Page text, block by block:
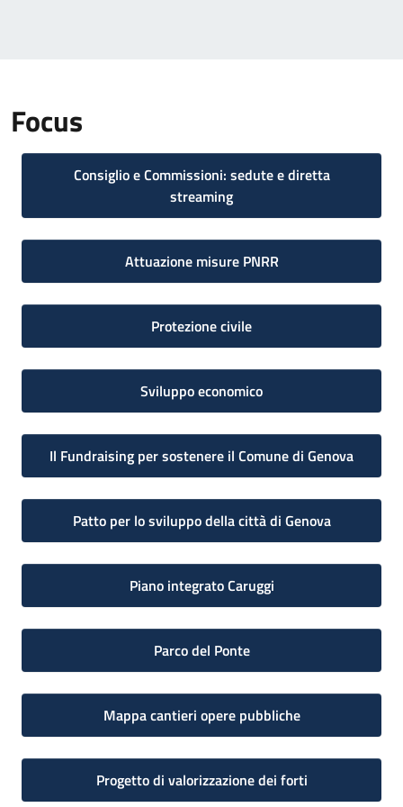
Focus
Consiglio e Commissioni: sedute e diretta
streaming
Attuazione misure PNRR
Protezione civile
Sviluppo economico
Il Fundraising per sostenere il Comune di Genova
Patto per lo sviluppo della città di Genova
Piano integrato Caruggi
Parco del Ponte
Mappa cantieri opere pubbliche
Progetto di valorizzazione dei forti